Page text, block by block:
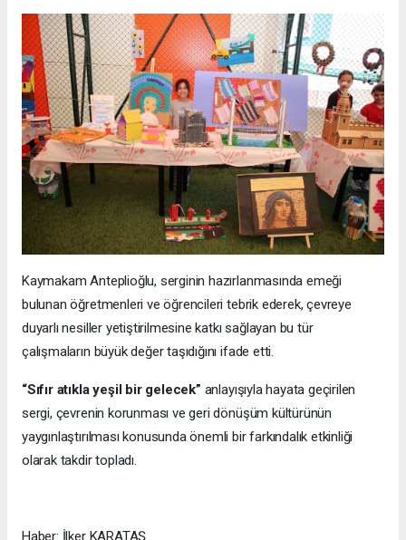
Kaymakam Anteplioğlu, serginin hazırlanmasında emeği
bulunan öğretmenleri ve öğrencileri tebrik ederek, çevreye
duyarlı nesiller yetiştirilmesine katkı sağlayan bu tür
çalışmaların büyük değer taşıdığını ifade etti.
“Sıfır atıkla yeşil bir gelecek” anlayışıyla hayata geçirilen
sergi, çevrenin korunması ve geri dönüşüm kültürünün
yaygınlaştırılması konusunda önemli bir farkındalık etkinliği
olarak takdir topladı.
Haber: İlker KARATAŞ